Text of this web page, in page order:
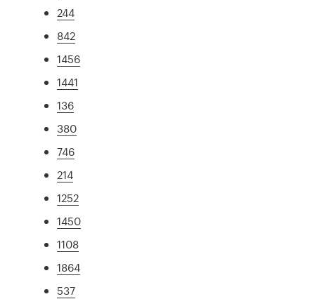
244
842
1456
1441
136
380
746
214
1252
1450
1108
1864
537